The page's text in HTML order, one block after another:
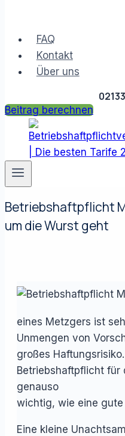
FAQ
Kontakt
Über uns
Beitrag berechnen
Betriebshaftpflicht
um die Wurst geht
eines Metzgers ist
Unmengen von
großes
Betriebshaftpflicht für
genauso
wichtig, wie eine gute
Eine kleine